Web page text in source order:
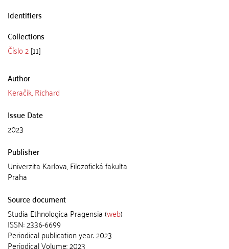
Identifiers
Collections
Číslo 2[11]
Author
Keračík, Richard
Issue Date
2023
Publisher
Univerzita Karlova, Filozofická fakulta
Praha
Source document
Studia Ethnologica Pragensia (web)
ISSN: 2336-6699
Periodical publication year: 2023
Periodical Volume: 2023